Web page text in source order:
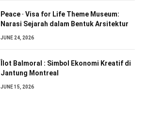
Peace · Visa for Life Theme Museum:
Narasi Sejarah dalam Bentuk Arsitektur
JUNE 24, 2026
Îlot Balmoral : Simbol Ekonomi Kreatif di
Jantung Montreal
JUNE 15, 2026